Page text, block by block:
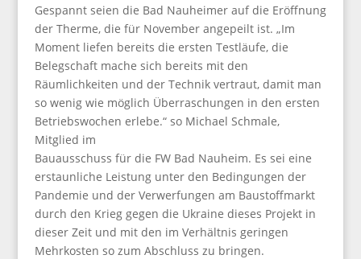
Gespannt seien die Bad Nauheimer auf die Eröffnung
der Therme, die für November angepeilt ist. „Im
Moment liefen bereits die ersten Testläufe, die
Belegschaft mache sich bereits mit den
Räumlichkeiten und der Technik vertraut, damit man
so wenig wie möglich Überraschungen in den ersten
Betriebswochen erlebe.“ so Michael Schmale,
Mitglied im
Bauausschuss für die FW Bad Nauheim. Es sei eine
erstaunliche Leistung unter den Bedingungen der
Pandemie und der Verwerfungen am Baustoffmarkt
durch den Krieg gegen die Ukraine dieses Projekt in
dieser Zeit und mit den im Verhältnis geringen
Mehrkosten so zum Abschluss zu bringen.